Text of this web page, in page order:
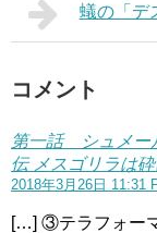
蟻の「デ
コメント
第一話 シュメー
伝 メスゴリラは
2018年3月26日 11:31
[…] ③テラフォー